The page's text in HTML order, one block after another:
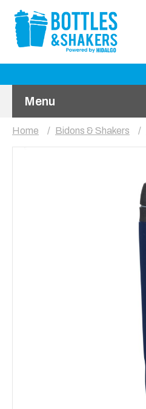
Menu
Home Bidons & Shakers